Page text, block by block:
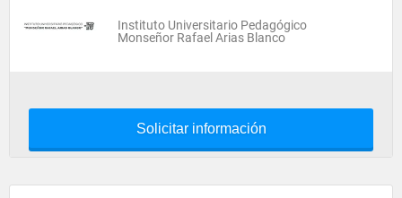
Instituto Universitario Pedagógico
Monseñor Rafael Arias Blanco
Solicitar información